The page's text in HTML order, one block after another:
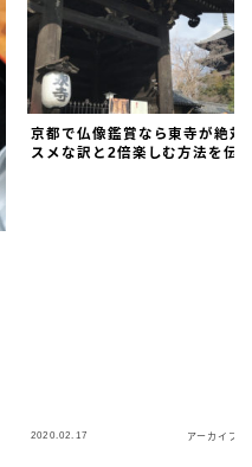
京都で仏像鑑賞なら東寺が絶対
スメな訳と2倍楽しむ方法を伝
2020.02.17 アーカイブ